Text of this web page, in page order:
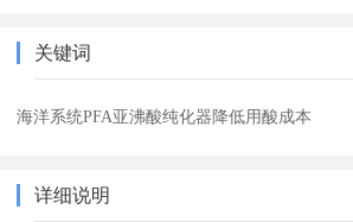
关键词
海洋系统PFA亚沸酸纯化器降低用酸成本
详细说明